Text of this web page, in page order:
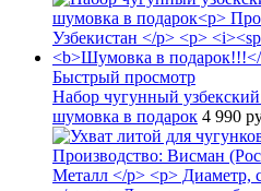
Быстрый просмотр
Набор чугунный
шумовка в подарок 4 990